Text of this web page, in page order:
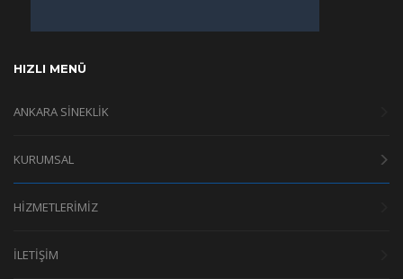
HIZLI MENÜ
ANKARA SINEKLIK
KURUMSAL
HİZMETLERİMİZ
İLETİŞİM